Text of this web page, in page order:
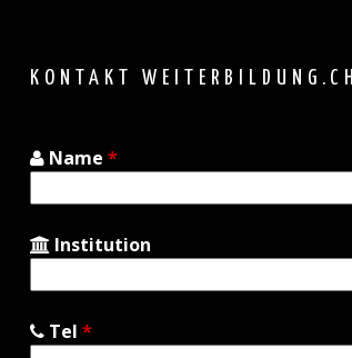
KONTAKT WEITERBILDUNG.CH
Name *
Institution
Tel *